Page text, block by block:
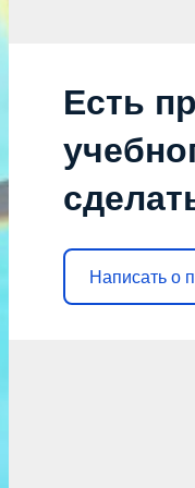
Есть
Написать о